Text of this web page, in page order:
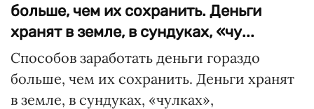
больше, чем их сохранить. Деньги
хранят в земле, в сундуках, «чу...
Способов заработать деньги гораздо
больше, чем их сохранить. Деньги хранят
в земле, в сундуках, «чулках»,